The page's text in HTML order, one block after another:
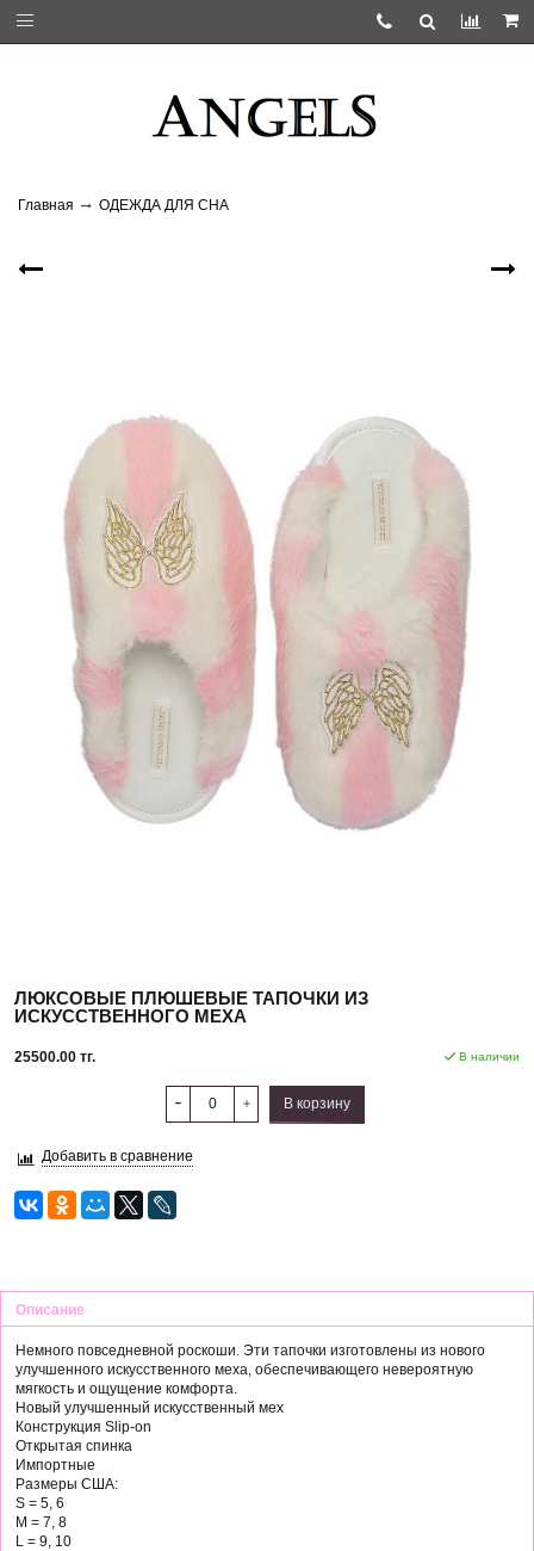
Главная ОДЕЖДА ДЛЯ СНА
ЛЮКСОВЫЕ ПЛЮШЕВЫЕ ТАПОЧКИ ИЗ
ИСКУССТВЕННОГО МЕХА
25500.00 тг. В наличии
В корзину
Добавить в сравнение
Описание
Немного повседневной роскоши. Эти тапочки изготовлены из нового
улучшенного искусственного меха, обеспечивающего невероятную
мягкость и ощущение комфорта.
Новый улучшенный искусственный мех
Конструкция Slip-on
Открытая спинка
Импортные
Размеры США:
S = 5, 6
M = 7, 8
L = 9, 10